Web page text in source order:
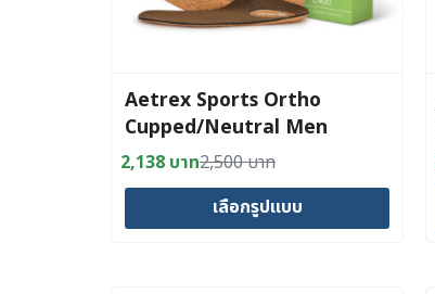
Aetrex Sports Ortho
Cupped/Neutral Men
2,500บาท
Original
price
was:
2,138 บาท
Current
price
is:
เลือกรูปแบบ